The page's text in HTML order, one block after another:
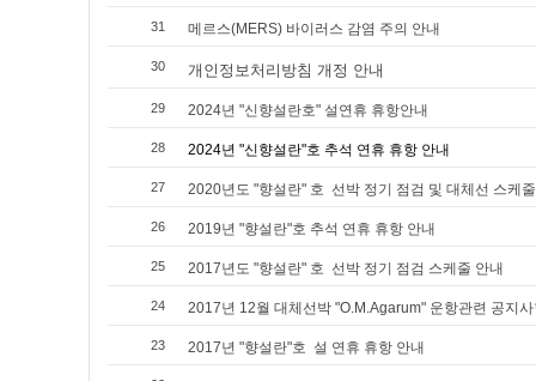
31 메르스(MERS) 바이러스 감염 주의 안내
30 개인정보처리방침 개정 안내
29 2024년 "신향설란호" 설연휴 휴항안내
28 2024년 "신향설란"호 추석 연휴 휴항 안내
27 2020년도 "향설란" 호 선박 정기 점검 및 대체선 스케
26 2019년 "향설란"호 추석 연휴 휴항 안내
25 2017년도 "향설란" 호 선박 정기 점검 스케줄 안내
24 2017년 12월 대체선박 "O.M.Agarum" 운항관련 공지
23 2017년 "향설란"호 설 연휴 휴항 안내